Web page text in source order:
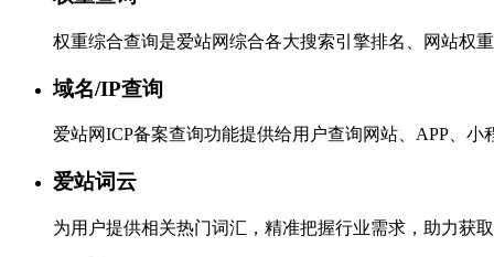
权重综合查询是爱站网综合各大搜索引擎排名、网站权
域名/IP查询
爱站网ICP备案查询功能提供给用户查询网站、APP、
爱站词云
为用户提供相关热门词汇，精准把握行业需求，助力获